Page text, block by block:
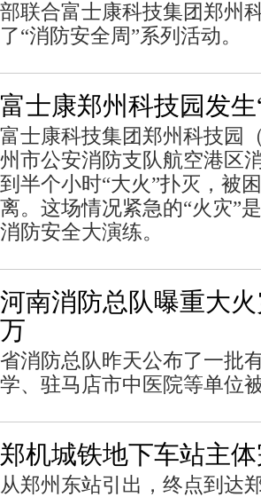
部联合富士康科技集团郑州
了“消防安全周”系列活动。
富士康郑州科技园发
富士康科技集团郑州科技园
州市公安消防支队航空港区
到半个小时“大火”扑灭，被
离。这场情况紧急的“火灾”
消防安全大演练。
河南消防总队曝重大
万
省消防总队昨天公布了一批
学、驻马店市中医院等单位被
郑机城铁地下车站主
从郑州东站引出，终点到达